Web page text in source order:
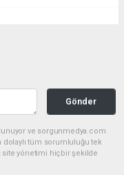
Gönder
ve sorgunmedya.com
dolaylı tüm sorumluluğu tek
site yönetimi hiçbir şekilde